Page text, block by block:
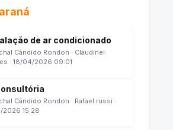
de ar condicionado
Cândido Rondon · Claudinei
· 18/04/2026 09:01
Cândido Rondon · Rafael russi ·
2026 15:28